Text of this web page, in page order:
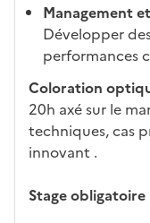
Management
Développer
performances
Coloration
20h axé sur le
techniques, cas
innovant .
Stage obligatoire